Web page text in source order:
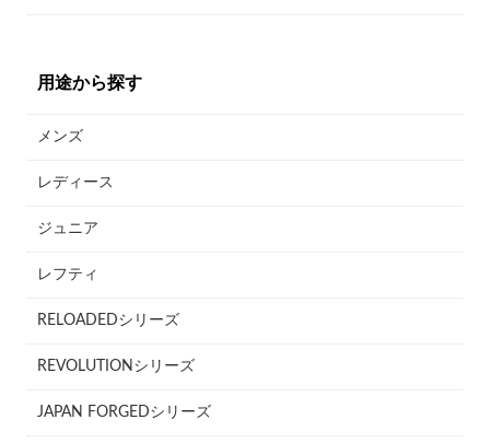
用途から探す
メンズ
レディース
ジュニア
レフティ
RELOADEDシリーズ
REVOLUTIONシリーズ
JAPAN FORGEDシリーズ